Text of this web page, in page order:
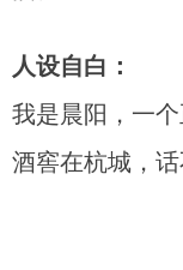
人设自白：
我是晨阳，一个
酒窖在杭城，